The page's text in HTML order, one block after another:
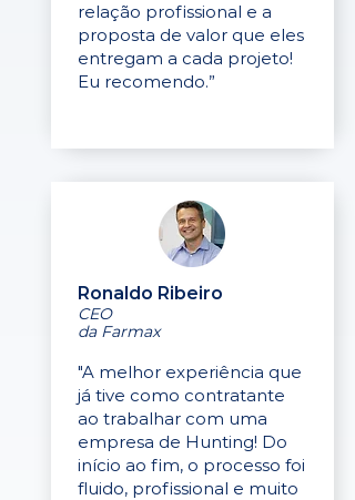
relação profissional e a
proposta de valor que eles
entregam a cada projeto!
Eu recomendo.”
Ronaldo Ribeiro
CEO
da Farmax
"A melhor experiência que
já tive como contratante
ao trabalhar com uma
empresa de Hunting! Do
início ao fim, o processo foi
fluido, profissional e muito